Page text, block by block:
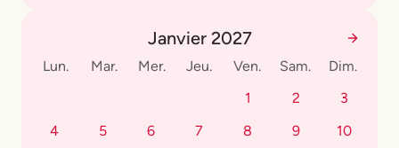
Janvier 2027
Lun. Mar. Mer. Jeu. Ven. Sam.
Dim.
1
2
3
4
5 6 7 8 9
10